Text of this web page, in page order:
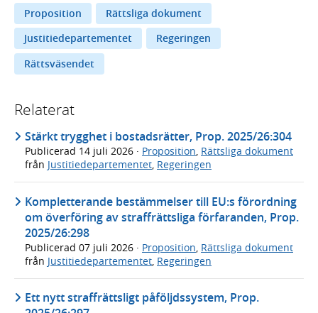
Proposition
Rättsliga dokument
Justitiedepartementet
Regeringen
Rättsväsendet
Relaterat
Stärkt trygghet i bostadsrätter, Prop. 2025/26:304
Publicerad 14 juli 2026 · Proposition, Rättsliga dokument
från Justitiedepartementet, Regeringen
Kompletterande bestämmelser till EU:s förordning
om överföring av straffrättsliga förfaranden, Prop.
2025/26:298
Publicerad 07 juli 2026 · Proposition Rättsliga dokument
från Justitiedepartementet Regeringen
Ett nytt straffrättsligt påföljdssystem, Prop.